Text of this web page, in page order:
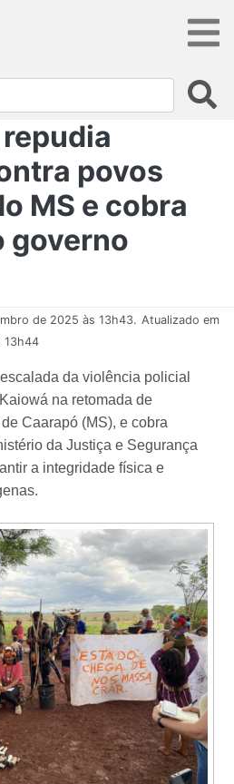
povos
MS e cobra
governo
de 2025 às 13h43. Atualizado em
13h44
da violência policial
na retomada de
Caarapó (MS), e cobra
da Justiça e Segurança
a integridade física e